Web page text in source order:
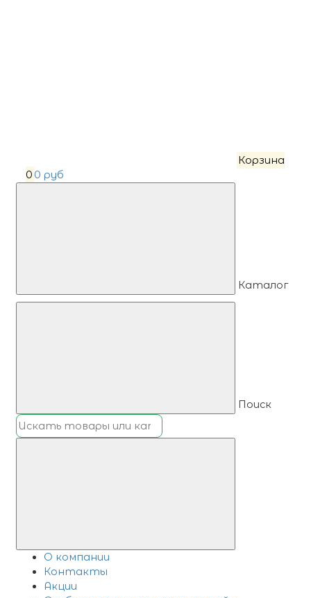
Корзина
0 0 руб
Каталог
Поиск
О компании
Контакты
Акции